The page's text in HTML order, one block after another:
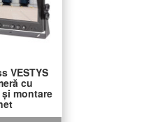
VESTYS
cu
montare